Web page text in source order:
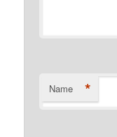
Name *